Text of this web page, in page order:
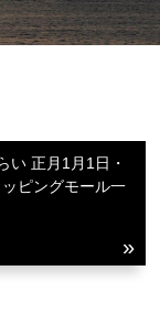
い 正月1月1日・
ピングモール一